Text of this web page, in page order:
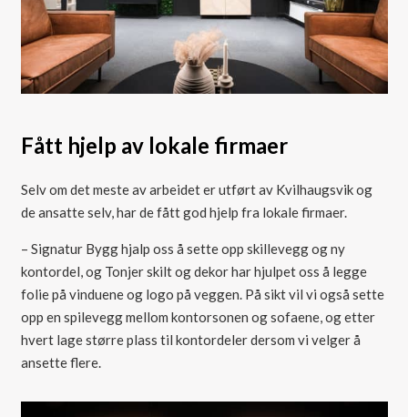
Fått hjelp av lokale firmaer
Selv om det meste av arbeidet er utført av Kvilhaugsvik og
de ansatte selv, har de fått god hjelp fra lokale firmaer.
– Signatur Bygg hjalp oss å sette opp skillevegg og ny
kontordel, og Tonjer skilt og dekor har hjulpet oss å legge
folie på vinduene og logo på veggen. På sikt vil vi også sette
opp en spilevegg mellom kontorsonen og sofaene, og etter
hvert lage større plass til kontordeler dersom vi velger å
ansette flere.